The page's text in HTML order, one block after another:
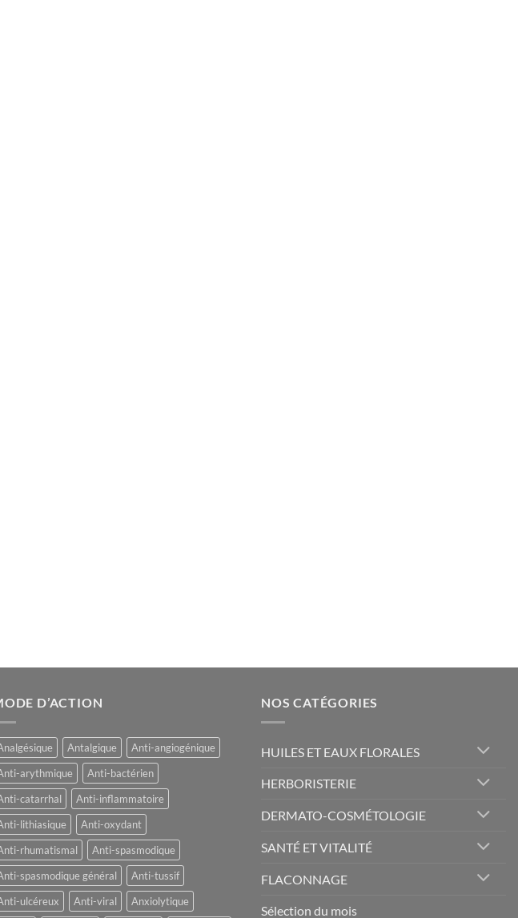
D’ACTION
Antalgique
Anti-angiogénique
arythmique
Anti-bactérien
catarrhal
Anti-inflammatoire
lithiasique
Anti-oxydant
rhumatismal
Anti-spasmodique
spasmodique général
Anti-tussif
ulcéreux
Anti-viral Anxiolytique
NOS CATÉGORIES
HUILES ET EAUX FLORALES
HERBORISTERIE
DERMATO-COSMÉTOLOGIE
SANTÉ ET VITALITÉ
FLACONNAGE
Sélection du mois